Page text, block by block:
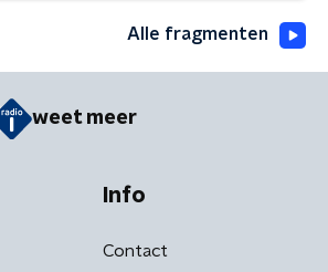
Alle fragmenten
weet meer
Info
Contact